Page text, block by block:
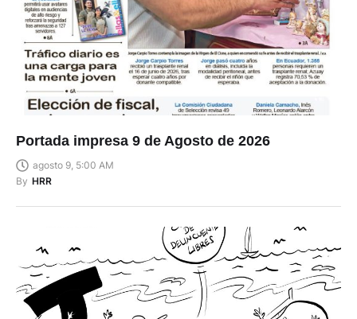
Portada impresa 9 de Agosto de 2026
agosto 9, 5:00 AM
By HRR